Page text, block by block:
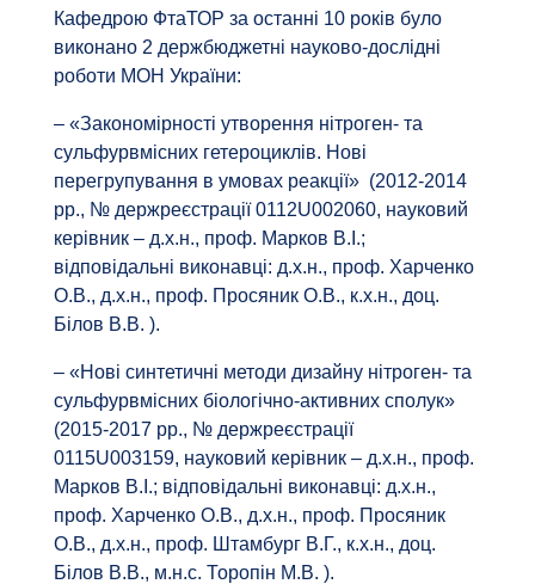
Кафедрою ФтаТОР за останні 10 років було
виконано 2 держбюджетні науково-дослідні
роботи МОН України:
– «Закономірності утворення нітроген- та
сульфурвмісних гетероциклів. Нові
перегрупування в умовах реакції» (2012-2014
рр., № держреєстрації 0112U002060, науковий
керівник – д.х.н., проф. Марков В.І.;
відповідальні виконавці: д.х.н., проф. Харченко
О.В., д.х.н., проф. Просяник О.В., к.х.н., доц.
Білов В.В. ).
– «Нові синтетичні методи дизайну нітроген- та
сульфурвмісних біологічно-активних сполук»
(2015-2017 рр., № держреєстрації
0115U003159, науковий керівник – д.х.н., проф.
Марков В.І.; відповідальні виконавці: д.х.н.,
проф. Харченко О.В., д.х.н., проф. Просяник
О.В., д.х.н., проф. Штамбург В.Г., к.х.н., доц.
Білов В.В., м.н.с. Торопін М.В. ).